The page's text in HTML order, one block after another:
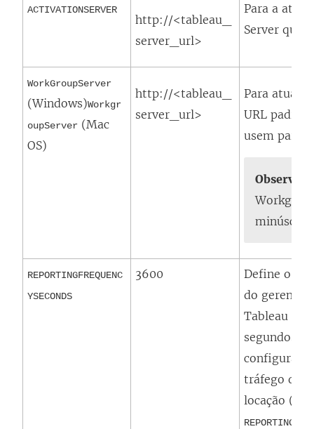
ACTIVATIONSERVER
http://<tableau_
server_url>
Para a
Server que
WorkGroupServer
(Windows)Workgr
oupServer (Mac
OS)
http://<tableau_
server_url>
Para
URL
usem para
REPORTINGFREQUENC
YSECONDS
3600
Define o
do
Tableau
segundos,
tráfego da
locação